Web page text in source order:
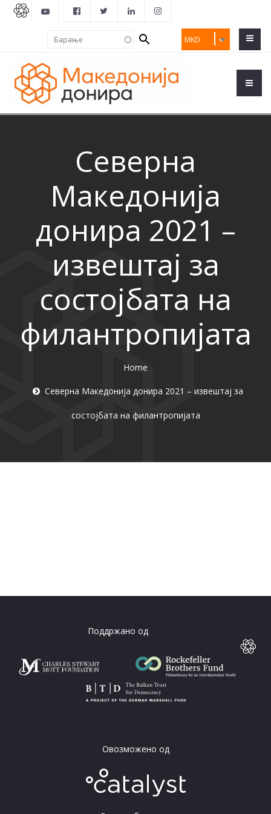
MKD
Search
form
Северна
Македонија
донира 2021 –
извештај за
состојбата на
филантропијата
Home
Северна Македонија донира 2021 – извештај за
состојбата на филантропијата
Поддржано од
Овозможено од